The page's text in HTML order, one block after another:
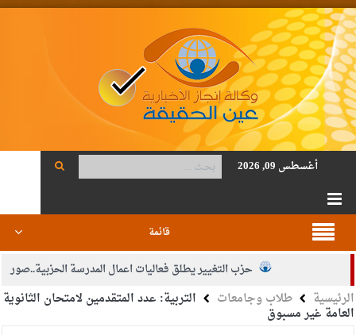
أغسطس 09, 2026
قائمة
حزب التغيير يطلق فعاليات اعمال المدرسة الحزبية..صور
الجيش يفتح باب التجنيد لحملة البكالوريوس في الحقوق والقانون
الرئيسية طلاب وجامعات التربية: عدد المتقدمين لامتحان الثانوية
العامة غير مسبوق